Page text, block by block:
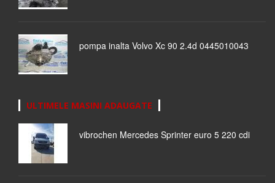
pompa inalta Volvo Xc 90 2.4d 0445010043
ULTIMELE MASINI ADAUGATE
vibrochen Mercedes Sprinter euro 5 220 cdi